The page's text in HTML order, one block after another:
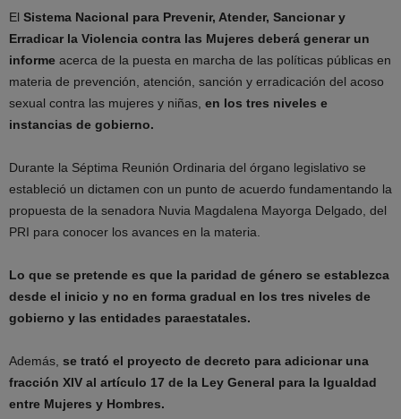
El Sistema Nacional para Prevenir, Atender, Sancionar y
Erradicar la Violencia contra las Mujeres deberá generar un
informe acerca de la puesta en marcha de las políticas públicas en
materia de prevención, atención, sanción y erradicación del acoso
sexual contra las mujeres y niñas, en los tres niveles e
instancias de gobierno.
Durante la Séptima Reunión Ordinaria del órgano legislativo se
estableció un dictamen con un punto de acuerdo fundamentando la
propuesta de la senadora Nuvia Magdalena Mayorga Delgado, del
PRI para conocer los avances en la materia.
Lo que se pretende es que la paridad de género se establezca
desde el inicio y no en forma gradual en los tres niveles de
gobierno y las entidades paraestatales.
Además, se trató el proyecto de decreto para adicionar una
fracción XIV al artículo 17 de la Ley General para la Igualdad
entre Mujeres y Hombres.